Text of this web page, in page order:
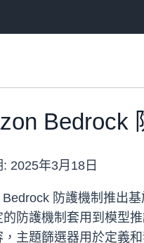
Bedrock
: 2025年3月18日
防護機制推出
的防護機制套用到模型
，主題篩選器用於定義